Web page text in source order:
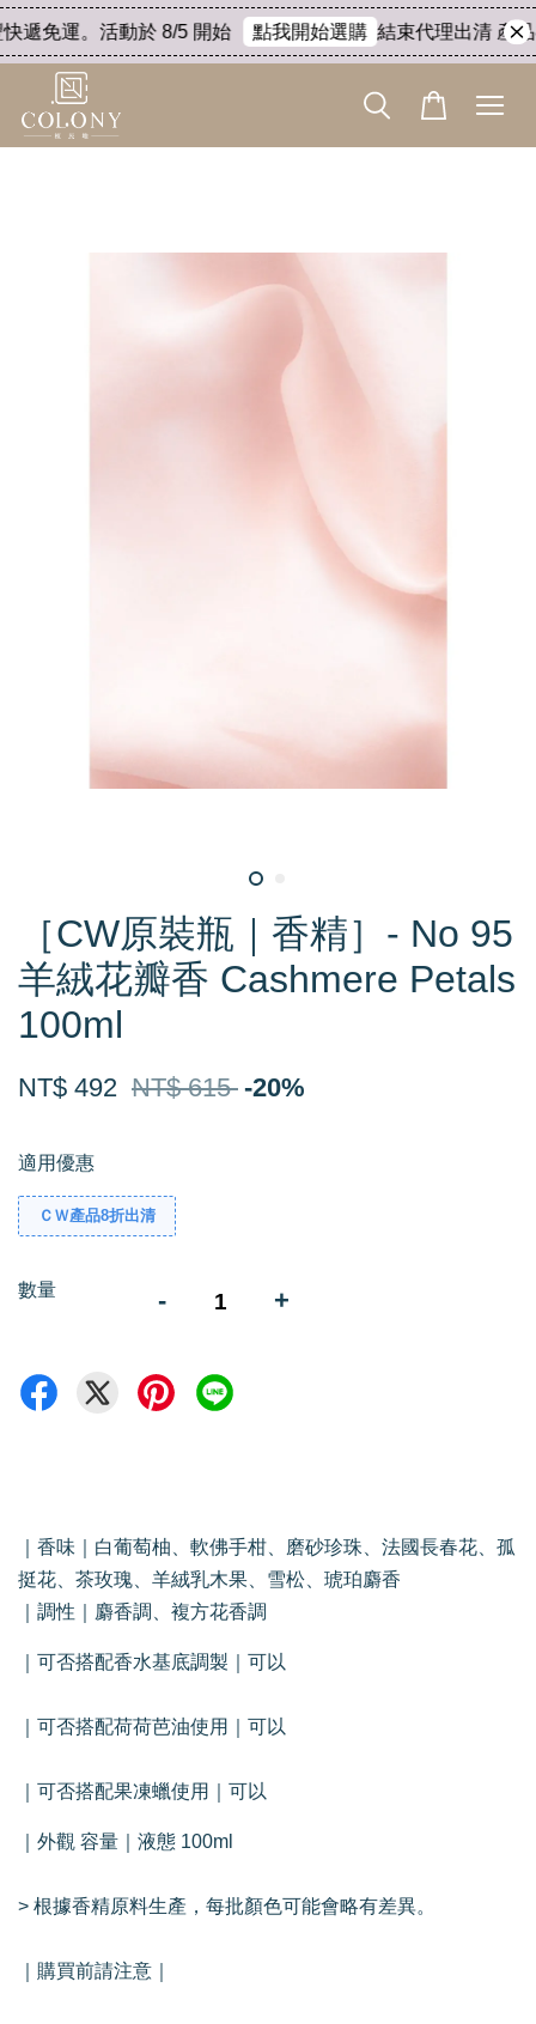
遞免運。活動於 8/5 開始 點我開始選購 結束代理出清 產品
［CW原裝瓶｜香精］- No 95
羊絨花瓣香 Cashmere Petals
100ml
NT$ 492 NT$ 615 -20%
適用優惠
ＣＷ產品8折出清
數量 - +
｜香味｜白葡萄柚、軟佛手柑、磨砂珍珠、法國長春花、孤
挺花、茶玫瑰、羊絨乳木果、雪松、琥珀麝香
｜調性｜麝香調、複方花香調
｜可否搭配香水基底調製｜可以
｜可否搭配荷荷芭油使用｜可以
｜可否搭配果凍蠟使用｜可以
｜外觀 容量｜液態 100ml
> 根據香精原料生產，每批顏色可能會略有差異。
｜購買前請注意｜